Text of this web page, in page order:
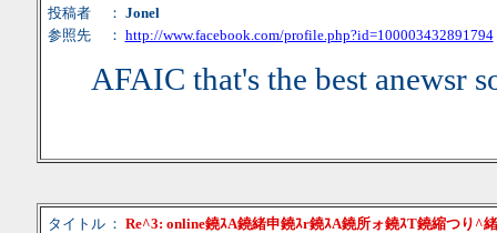
投稿者
： Jonel
参照先
： http://www.facebook.com/profile.php?id=100003432891794
AFAIC that's the best anewsr
タイトル ： Re^3: online鐃ｽA鐃緒申鐃ｽr鐃ｽA鐃所ォ鐃ｽT鐃縮つり^